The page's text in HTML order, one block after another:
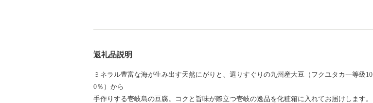
返礼品説明
ミネラル豊富な海が生み出す天然にがりと、選りすぐりの九州産大豆（フクユタカ一等級10
0％）から
手作りする壱岐島の豆腐。コクと旨味が際立つ壱岐の逸品を化粧箱に入れてお届けします。